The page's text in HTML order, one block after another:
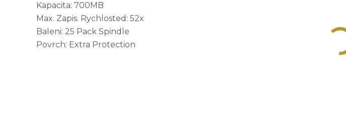
Kapacita: 700MB
Max. Zapis. Rychlosted: 52x
Baleni: 25 Pack Spindle
Povrch: Extra Protection